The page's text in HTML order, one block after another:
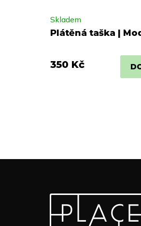
Plátěná taška |
Skladem
350 Kč
Odebírat newsletter